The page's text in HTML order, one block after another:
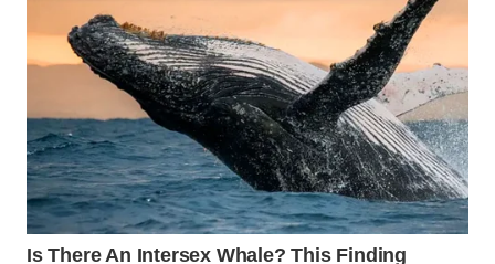
WN
NIAS
WN
LANGKAT
WN
TAPANULI
SELATAN